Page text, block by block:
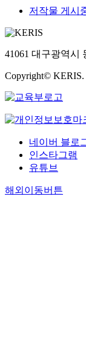
저작물 게시
41061 대구광역시
Copyright©
네이버 블로
인스타그램
유튜브
해외이동버튼